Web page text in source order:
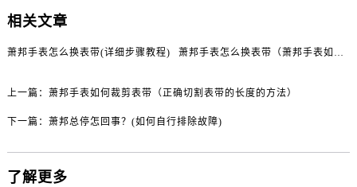
内蒙古自治区巴彦淖尔市临河区新华街萧邦售后服务中心（需提前预约）
相关文章
萧邦手表怎么换表带(详细步骤教程) 萧邦手表怎么换表带（萧邦手表如何更换表带）
上一篇： 萧邦手表如何裁剪表带（正确切割表带的长度的方法）
下一篇： 萧邦总停怎回事？(如何自行排除故障)
了解更多